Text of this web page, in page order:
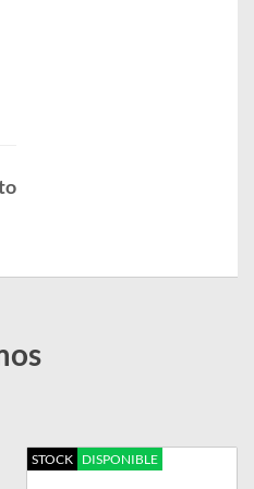
STOCK DISPONIBLE